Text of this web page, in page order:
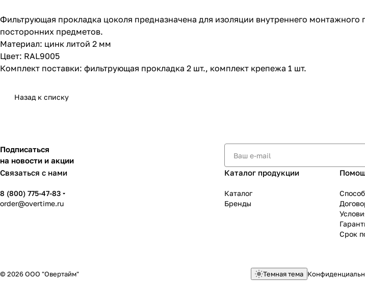
Фильтрующая прокладка цоколя предназначена для изоляции внутреннего
посторонних предметов.
Материал: цинк литой 2 мм
Цвет: RAL9005
Комплект поставки: фильтрующая прокладка 2 шт., комплект крепежа 1 шт.
Назад к списку
Подписаться
на новости и акции
Связаться с нами
8 (800) 775-47-83
order@overtime.ru
Каталог продукции
Каталог
Бренды
Срок
© 2026 ООО "Овертайм" Темная тема